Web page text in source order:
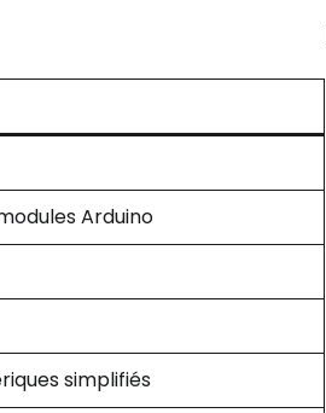
Arduino
simplifiés